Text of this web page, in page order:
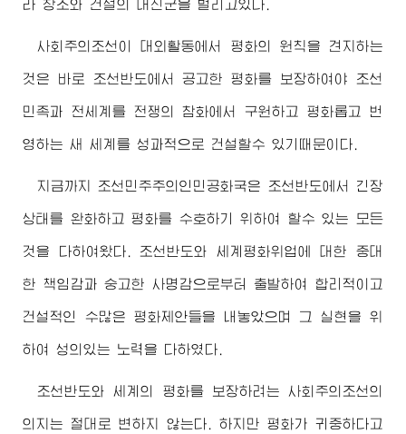
라 창조와 건설의 대진군을 벌리고있다.
사회주의조선이 대외활동에서 평화의 원칙을 견지하는
것은 바로 조선반도에서 공고한 평화를 보장하여야 조선
민족과 전세계를 전쟁의 참화에서 구원하고 평화롭고 번
영하는 새 세계를 성과적으로 건설할수 있기때문이다.
지금까지 조선민주주의인민공화국은 조선반도에서 긴장
상태를 완화하고 평화를 수호하기 위하여 할수 있는 모든
것을 다하여왔다. 조선반도와 세계평화위업에 대한 중대
한 책임감과 숭고한 사명감으로부터 출발하여 합리적이고
건설적인 수많은 평화제안들을 내놓았으며 그 실현을 위
하여 성의있는 노력을 다하였다.
조선반도와 세계의 평화를 보장하려는 사회주의조선의
의지는 절대로 변하지 않는다. 하지만 평화가 귀중하다고